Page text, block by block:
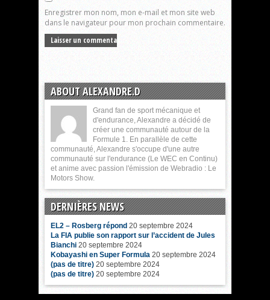
Enregistrer mon nom, mon e-mail et mon site web
dans le navigateur pour mon prochain commentaire.
ABOUT ALEXANDRE.D
Grand fan de sport mécanique et
d'endurance, Alexandre a décidé de
créer une communauté autour de la
Formule 1. En parallèle de cette
communauté, Alexandre s'occupe d'une autre
communauté sur l'endurance (Le WEC en Continu)
et anime avec passion l'émission de Webradio : Le
Motors Show.
DERNIÈRES NEWS
EL2 – Rosberg répond 20 septembre 2024
La FIA publie son rapport sur l’accident de Jules
Bianchi 20 septembre 2024
Kobayashi en Super Formula 20 septembre 2024
(pas de titre) 20 septembre 2024
(pas de titre) 20 septembre 2024